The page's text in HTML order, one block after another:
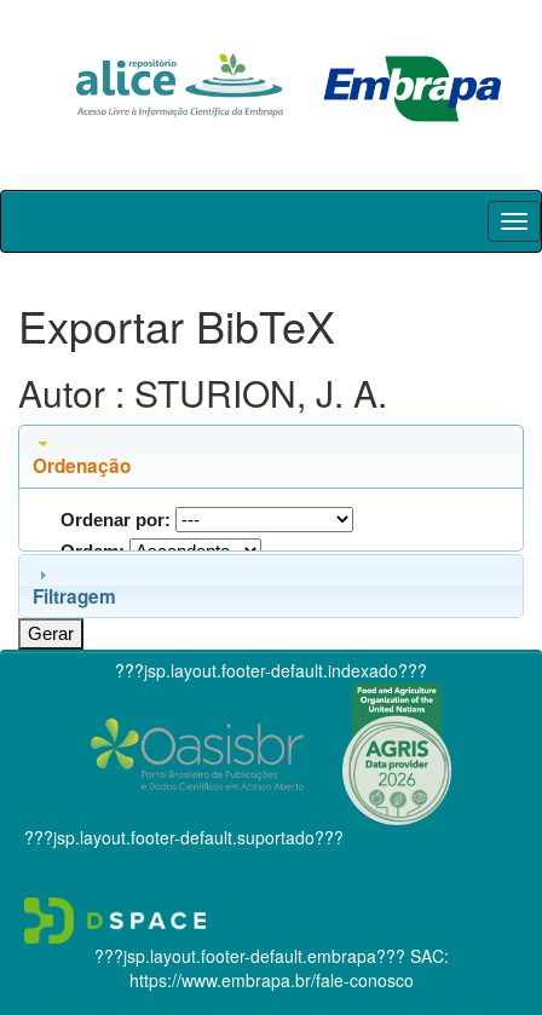
Skip
Exportar BibTeX
Autor : STURION, J. A.
Ordenação
Ordenar por:
Ordem:
Filtragem
???jsp.layout.footer-default.indexado???
???jsp.layout.footer-default.suportado???
???jsp.layout.footer-default.embrapa??? SAC:
https://www.embrapa.br/fale-conosco